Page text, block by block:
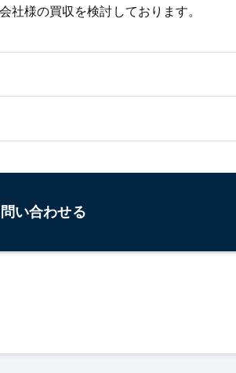
社様の買収を検討しております。
い合わせる